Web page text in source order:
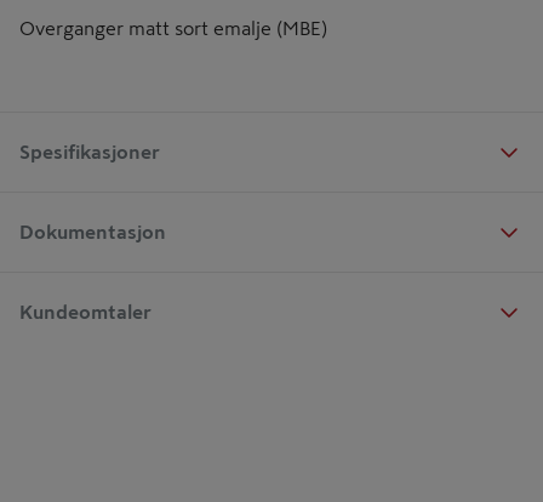
Overganger matt sort emalje (MBE)
Spesifikasjoner
Dokumentasjon
Kundeomtaler